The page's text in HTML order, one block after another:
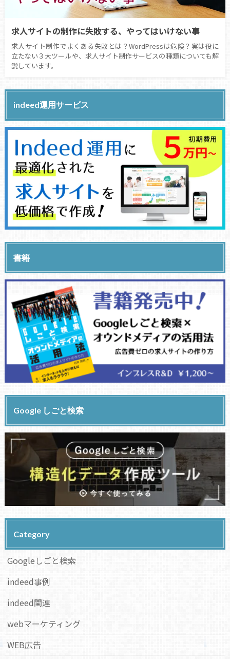
求人サイトの制作に失敗する、やってはいけない事
求人サイト制作でよくある失敗とは？WordPressは危険？実は役に
立たない３大ツールや、求人サイト制作サービスの種類についても解
説しています。
indeed運用サービス
書籍
Google しごと検索
Category
Googleしごと検索
indeed事例
indeed関連
webマーケティング
WEB広告